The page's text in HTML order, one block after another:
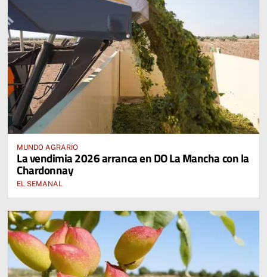
MUNDO AGRARIO
La vendimia 2026 arranca en DO La Mancha con la
Chardonnay
EL SEMANAL